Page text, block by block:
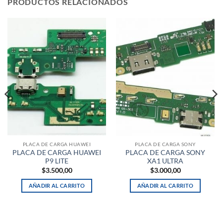
PLACA DE CARGA HUAWEI
PLACA DE CARGA HUAWEI
P9 LITE
$3.500,00
AÑADIR AL CARRITO
PLACA DE CARGA SONY
PLACA DE CARGA SONY
XA1 ULTRA
$3.000,00
AÑADIR AL CARRITO